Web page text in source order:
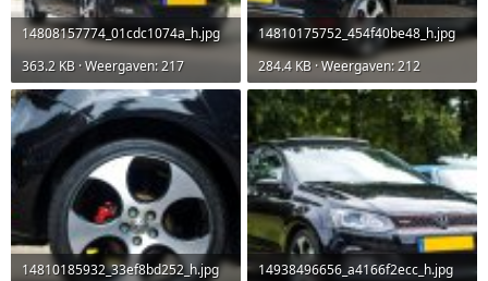
14808157774_01cdc1074a_h.jpg
363.2 KB · Weergaven: 217
14810175752_454f40be48_h.jpg
284.4 KB · Weergaven: 212
14810185932_33ef8bd252_h.jpg
14938496656_a4166f2ecc_h.jpg